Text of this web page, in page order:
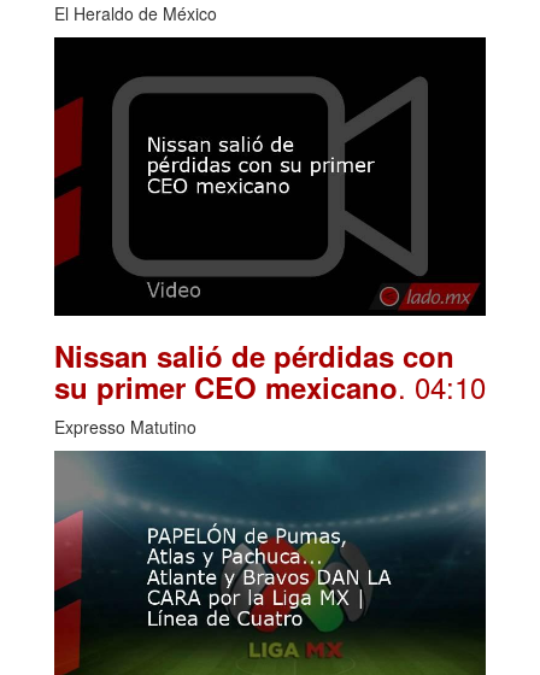
El Heraldo de México
Nissan salió de pérdidas con
su primer CEO mexicano. 04:10
Expresso Matutino